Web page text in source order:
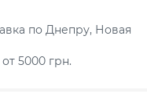
по Днепру, Новая
5000 грн.